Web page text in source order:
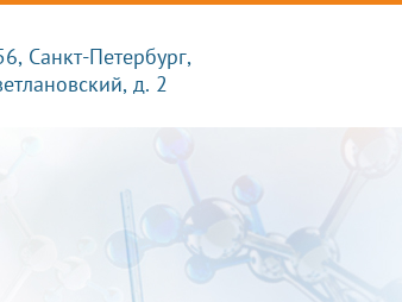
Санкт-Петербург,
д. 2